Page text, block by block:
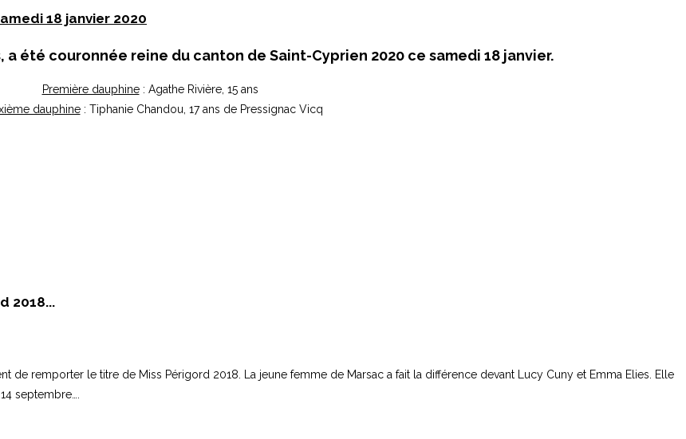
18 janvier 2020
a été couronnée reine du canton de Saint-Cyprien 2020 ce samedi 18 janvier.
Première dauphine: Agathe Rivière, 15 ans
dauphine: Tiphanie Chandou, 17 ans de Pressignac Vicq
2018...
de remporter le titre de Miss Périgord 2018. La jeune femme de Marsac a fait la différence devant Lucy Cuny et Emma Elies. Elle
septembre….